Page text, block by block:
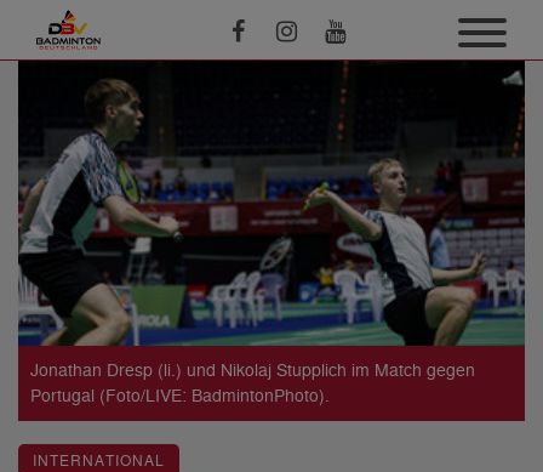
Jonathan Dresp (li.) und Nikolaj Stupplich im Match gegen
Portugal (Foto/LIVE: BadmintonPhoto).
INTERNATIONAL